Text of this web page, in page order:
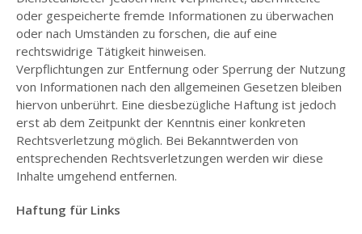
FRAUENBEWEGUNG
LEHRKRÄFTE UND
SCHULE NACH 68
SOZIALARBEITSBEWEGUNG
…
PROLETARISCHE
WENDE
oder gespeicherte fremde Informationen zu überwachen
oder nach Umständen zu forschen, die auf eine
rechtswidrige Tätigkeit hinweisen.
Verpflichtungen zur Entfernung oder Sperrung der Nutzung
von Informationen nach den allgemeinen Gesetzen bleiben
hiervon unberührt. Eine diesbezügliche Haftung ist jedoch
erst ab dem Zeitpunkt der Kenntnis einer konkreten
Rechtsverletzung möglich. Bei Bekanntwerden von
entsprechenden Rechtsverletzungen werden wir diese
Inhalte umgehend entfernen.
Haftung für Links